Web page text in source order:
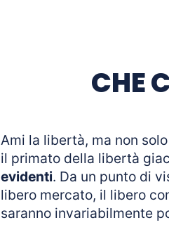
CHE
Ami la libertà, ma non
il primato della libertà
evidenti. Da un punto di
libero mercato, il libero
saranno invariabilmente